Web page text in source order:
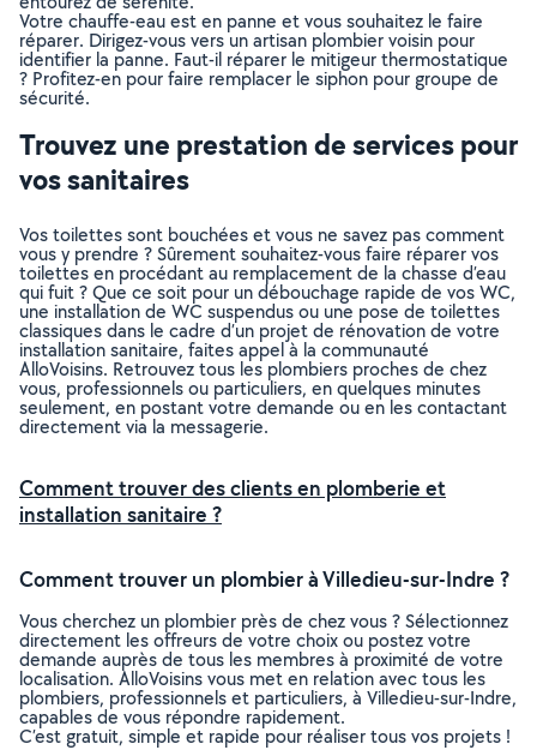
Votre chauffe-eau est en panne et vous souhaitez le faire
réparer. Dirigez-vous vers un artisan plombier voisin pour
identifier la panne. Faut-il réparer le mitigeur thermostatique
? Profitez-en pour faire remplacer le siphon pour groupe de
sécurité.
Trouvez une prestation de services pour
vos sanitaires
Vos toilettes sont bouchées et vous ne savez pas comment
vous y prendre ? Sûrement souhaitez-vous faire réparer vos
toilettes en procédant au remplacement de la chasse d’eau
qui fuit ? Que ce soit pour un débouchage rapide de vos WC,
une installation de WC suspendus ou une pose de toilettes
classiques dans le cadre d’un projet de rénovation de votre
installation sanitaire, faites appel à la communauté
AlloVoisins. Retrouvez tous les plombiers proches de chez
vous, professionnels ou particuliers, en quelques minutes
seulement, en postant votre demande ou en les contactant
directement via la messagerie.
Comment trouver des clients en plomberie et
installation sanitaire ?
Comment trouver un plombier à Villedieu-sur-Indre ?
Vous cherchez un plombier près de chez vous ? Sélectionnez
directement les offreurs de votre choix ou postez votre
demande auprès de tous les membres à proximité de votre
localisation. AlloVoisins vous met en relation avec tous les
plombiers, professionnels et particuliers, à Villedieu-sur-Indre,
capables de vous répondre rapidement.
C’est gratuit, simple et rapide pour réaliser tous vos projets !